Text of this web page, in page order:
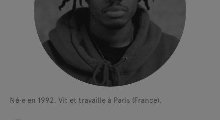
Né·e en 1992. Vit et travaille à Paris (France).